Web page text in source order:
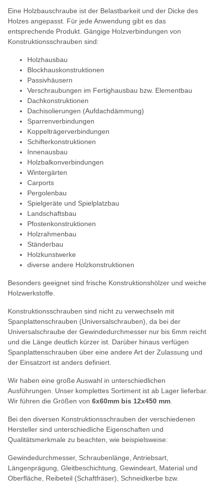
Eine Holzbauschraube ist der Belastbarkeit und der Dicke des
Holzes angepasst. Für jede Anwendung gibt es das
entsprechende Produkt. Gängige Holzverbindungen von
Konstruktionsschrauben sind:
Holzhausbau
Blockhauskonstruktionen
Passivhäusern
Verschraubungen im Fertighausbau bzw. Elementbau
Dachkonstruktionen
Dachisolierungen (Aufdachdämmung)
Sparrenverbindungen
Koppelträgerverbindungen
Schifterkonstruktionen
Innenausbau
Holzbalkonverbindungen
Wintergärten
Carports
Pergolenbau
Spielgeräte und Spielplatzbau
Landschaftsbau
Pfostenkonstruktionen
Holzrahmenbau
Ständerbau
Holzkunstwerke
diverse andere Holzkonstruktionen
Besonders geeignet sind frische Konstruktionshölzer und weiche
Holzwerkstoffe.
Konstruktionsschrauben sind nicht zu verwechseln mit
Spanplattenschrauben (Universalschrauben), da bei der
Universalschraube der Gewindedurchmesser nur bis 6mm reicht
und die Länge deutlich kürzer ist. Darüber hinaus verfügen
Spanplattenschrauben über eine andere Art der Zulassung und
der Einsatzort ist anders definiert.
Wir haben eine große Auswahl in unterschiedlichen
Ausführungen. Unser komplettes Sortiment ist ab Lager lieferbar.
Wir führen die Größen von 6x60mm bis 12x450 mm
Bei den diversen Konstruktionsschrauben der verschiedenen
Hersteller sind unterschiedliche Eigenschaften und
Qualitätsmerkmale zu beachten, wie beispielsweise:
Gewindedurchmesser, Schraubenlänge, Antriebsart,
Längenprägung, Gleitbeschichtung, Gewindeart, Material und
Oberfläche, Reibeteil (Schaftfräser), Schneidkerbe bzw.